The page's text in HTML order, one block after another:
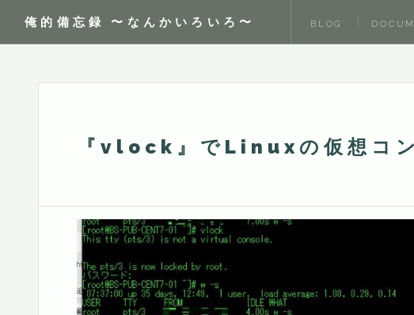
俺的備忘録 〜なんかいろいろ〜 BLOG
『vlock』でLinuxの仮想コ